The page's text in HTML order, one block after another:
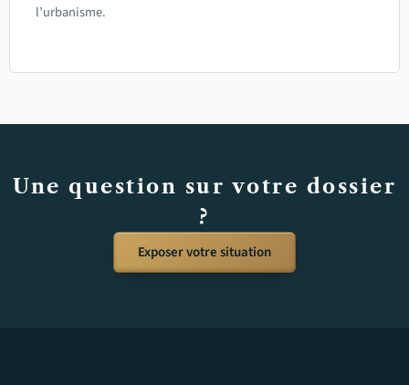
l’urbanisme.
Une question sur votre dossier
?
Exposer votre situation